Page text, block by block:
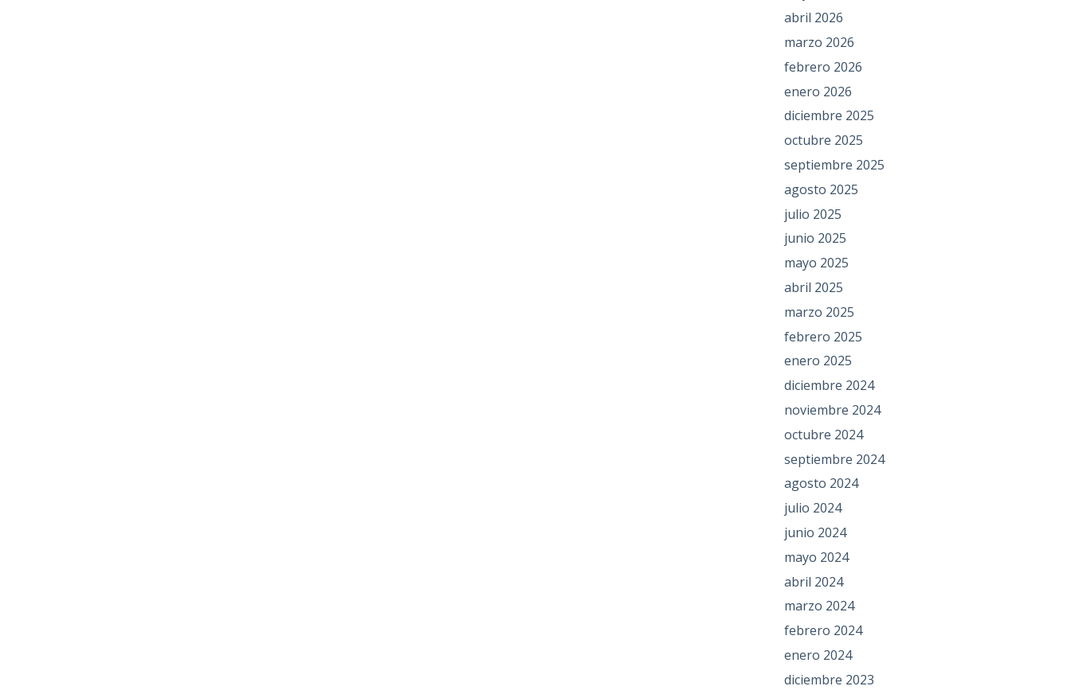
abril 2026
marzo 2026
febrero 2026
enero 2026
diciembre 2025
octubre 2025
septiembre 2025
agosto 2025
julio 2025
junio 2025
mayo 2025
abril 2025
marzo 2025
febrero 2025
enero 2025
diciembre 2024
noviembre 2024
octubre 2024
septiembre 2024
agosto 2024
julio 2024
junio 2024
mayo 2024
abril 2024
marzo 2024
febrero 2024
enero 2024
diciembre 2023